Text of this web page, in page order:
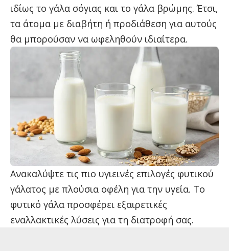
ιδίως το γάλα σόγιας και το γάλα βρώμης. Έτσι,
τα άτομα με διαβήτη ή προδιάθεση για αυτούς
θα μπορούσαν να ωφεληθούν ιδιαίτερα.
Ανακαλύψτε τις πιο υγιεινές επιλογές φυτικού
γάλατος με πλούσια οφέλη για την υγεία. Το
φυτικό γάλα προσφέρει εξαιρετικές
εναλλακτικές λύσεις για τη διατροφή σας.